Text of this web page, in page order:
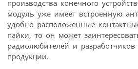
производства конечного
модуль уже имеет встроенную
удобно расположенные
пайки, то он может
радиолюбителей и
продукции.